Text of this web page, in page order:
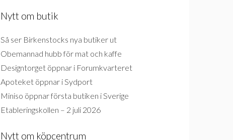
Nytt om butik
Så ser Birkenstocks nya butiker ut
Obemannad hubb för mat och kaffe
Designtorget öppnar i Forumkvarteret
Apoteket öppnar i Sydport
Miniso öppnar första butiken i Sverige
Etableringskollen – 2 juli 2026
Nytt om köpcentrum